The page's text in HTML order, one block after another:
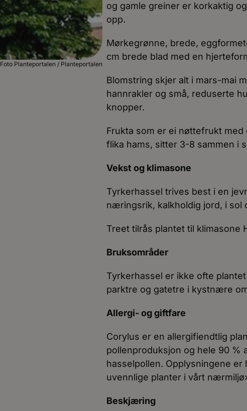
Foto Planteportalen / Planteportalen
og gamle greiner er korkaktig
opp.
Mørkegrønne, brede,
cm brede blad med en
Blomstring skjer alt i mars-mai
hannrakler og små, reduserte
knopper.
Frukta som er ei nøttefrukt
flika hams, sitter 3-8 sammen i
Vekst og klimasone
Tyrkerhassel trives best i en
næringsrik, kalkholdig jord, i sol
Treet tilrås plantet til klimasone
Bruksområder
Tyrkerhassel er ikke ofte
parktre og gatetre i kystnære
Allergi- og giftfare
Corylus er en allergifiendtlig
pollenproduksjon og hele 90 %
hasselpollen. Opplysningene
uvennlige planter i vårt
Beskjæring